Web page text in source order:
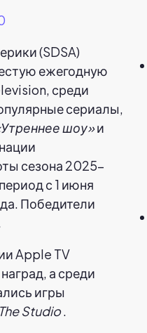
(SDSA)
ежегодную
среди
сериалы,
шоу»и
сезона 2025–
с 1 июня
Победители
Apple TV
а среди
игры
The Studio.